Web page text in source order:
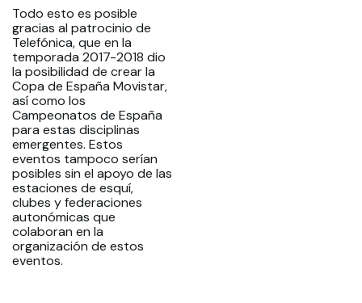
Todo esto es posible
gracias al patrocinio de
Telefónica, que en la
temporada 2017-2018 dio
la posibilidad de crear la
Copa de España Movistar,
así como los
Campeonatos de España
para estas disciplinas
emergentes. Estos
eventos tampoco serían
posibles sin el apoyo de las
estaciones de esquí,
clubes y federaciones
autonómicas que
colaboran en la
organización de estos
eventos.